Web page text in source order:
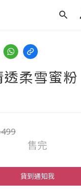
柔雪蜜粉
售完
貨到通知我